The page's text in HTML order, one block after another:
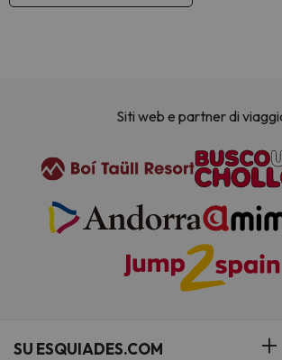
Siti web e partner di
SU ESQUIADES.COM